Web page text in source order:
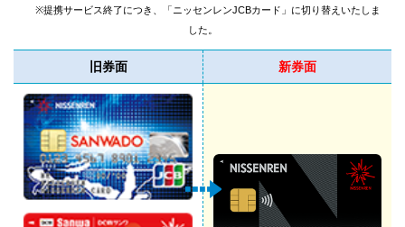
※提携サービス終了につき、 「ニッセンレンJCBカード」に切り替えいたしま
した。
旧券面 新券面